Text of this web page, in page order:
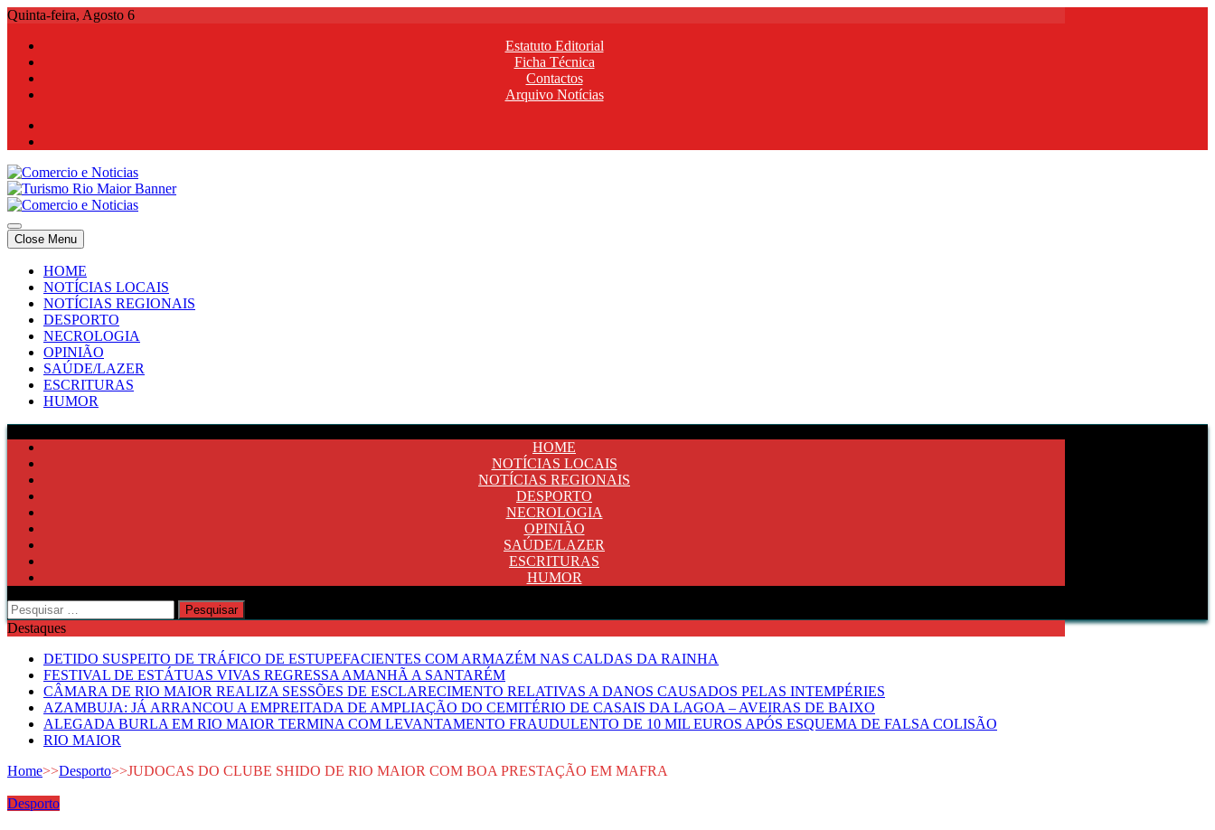
Skip
content
Quinta-feira, Agosto 6
Estatuto Editorial
Ficha Técnica
Contactos
Arquivo Notícias
Comercio e Noticias
Notícias e Publicidade Online
Comercio e Noticias
Notícias e Publicidade Online
Close Menu
HOME
NOTÍCIAS LOCAIS
NOTÍCIAS REGIONAIS
DESPORTO
NECROLOGIA
OPINIÃO
SAÚDE/LAZER
ESCRITURAS
HUMOR
HOME
NOTÍCIAS LOCAIS
NOTÍCIAS REGIONAIS
DESPORTO
NECROLOGIA
OPINIÃO
SAÚDE/LAZER
ESCRITURAS
HUMOR
Pesquisar
por:
Destaques
DETIDO SUSPEITO DE TRÁFICO DE ESTUPEFACIENTES COM ARMAZÉM NAS CALDAS DA RAINHA
FESTIVAL DE ESTÁTUAS VIVAS REGRESSA AMANHÃ A SANTARÉM
CÂMARA DE RIO MAIOR REALIZA SESSÕES DE ESCLARECIMENTO RELATIVAS A DANOS CAUSADOS PELAS INTEMPÉRIES
AZAMBUJA: JÁ ARRANCOU A EMPREITADA DE AMPLIAÇÃO DO CEMITÉRIO DE CASAIS DA LAGOA – AVEIRAS DE BAIXO
ALEGADA BURLA EM RIO MAIOR TERMINA COM LEVANTAMENTO FRAUDULENTO DE 10 MIL EUROS APÓS ESQUEMA DE FALSA COLISÃO
RIO MAIOR
Home>>Desporto>>JUDOCAS DO CLUBE SHIDO DE RIO MAIOR COM BOA PRESTAÇÃO EM MAFRA
Desporto